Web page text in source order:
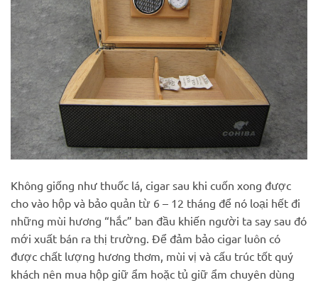
Không giống như thuốc lá, cigar sau khi cuốn xong được
cho vào hộp và bảo quản từ 6 – 12 tháng để nó loại hết đi
những mùi hương “hắc” ban đầu khiến người ta say sau đó
mới xuất bán ra thị trường. Để đảm bảo cigar luôn có
được chất lượng hương thơm, mùi vị và cấu trúc tốt quý
khách nên mua hộp giữ ẩm hoặc tủ giữ ẩm chuyên dùng